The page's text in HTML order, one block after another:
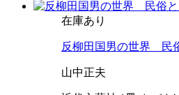
在庫あり
反柳田国男の世界 民
山中正夫